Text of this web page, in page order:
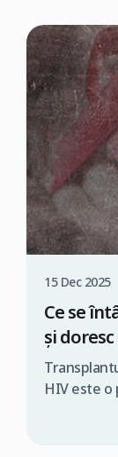
15 Dec 2025
Ce se
și
HIV este